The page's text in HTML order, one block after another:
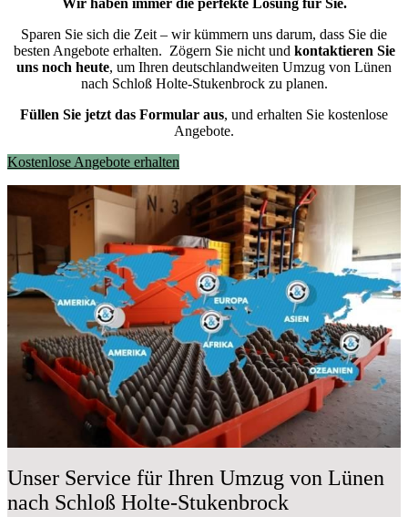
Wir haben immer die perfekte Lösung für Sie.
Sparen Sie sich die Zeit – wir kümmern uns darum, dass Sie die
besten Angebote erhalten. Zögern Sie nicht und kontaktieren Sie
uns noch heute, um Ihren deutschlandweiten Umzug von Lünen
nach Schloß Holte-Stukenbrock zu planen.
Füllen Sie jetzt das Formular aus, und erhalten Sie kostenlose
Angebote.
Kostenlose Angebote erhalten
Unser Service für Ihren Umzug von Lünen
nach Schloß Holte-Stukenbrock